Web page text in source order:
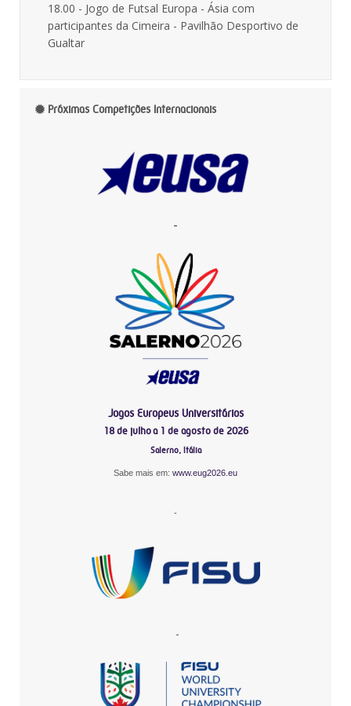
18.00 - Jogo de Futsal Europa - Ásia com
participantes da Cimeira - Pavilhão Desportivo de
Gualtar
Próximas Competições Internacionais
-
Jogos Europeus Universitários
18 de julho a 1 de agosto de 2026
Salerno, Itália
Sabe mais em: www.eug2026.eu
-
-